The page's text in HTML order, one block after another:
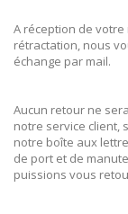
A réception de
rétractation, nous
échange par mail.
Aucun retour ne
notre service client,
notre boîte aux
de port et de
puissions vous